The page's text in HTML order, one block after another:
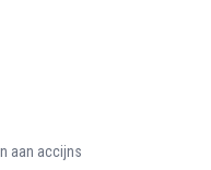
aan accijns